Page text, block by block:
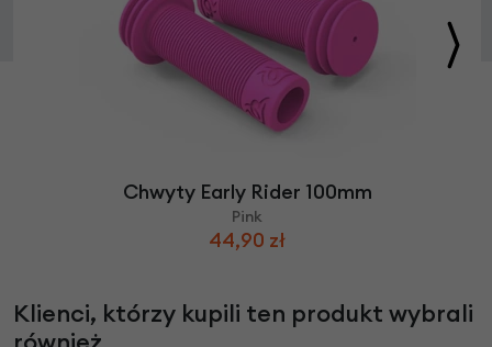
Chwyty Early Rider 100mm
Pink
44,90 zł
Klienci, którzy kupili ten produkt wybrali